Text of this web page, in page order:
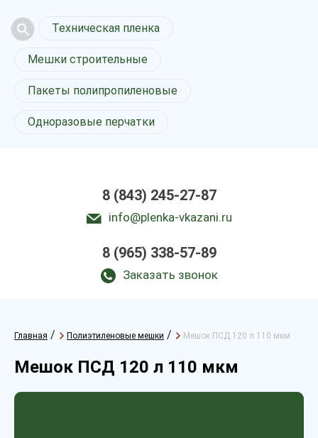
Техническая пленка
Мешки строительные
Пакеты полипропиленовые
Одноразовые перчатки
8 (843) 245-27-87
info@plenka-vkazani.ru
8 (965) 338-57-89
Заказать звонок
Главная / Полиэтиленовые мешки / Мешок ПСД 120 л 110 мкм
Мешок ПСД 120 л 110 мкм